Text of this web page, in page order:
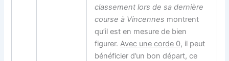
classement lors de sa dernière
course à Vincennes montrent
qu’il est en mesure de bien
figurer.Avec une corde 0, il peut
bénéficier d’un bon départ, ce